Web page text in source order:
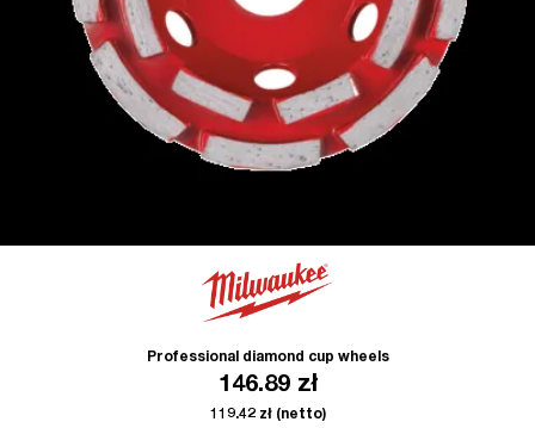
Professional diamond cup wheels
146.89 zł
119.42 zł(netto)